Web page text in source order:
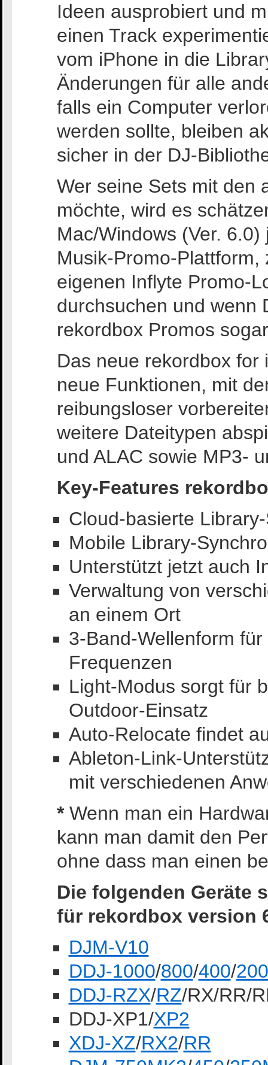
Ideen ausprobiert und
einen Track
vom iPhone in die
Änderungen für alle
falls ein Computer
werden sollte, bleiben
sicher in der DJ-
Wer seine Sets mit den
möchte, wird es
Mac/Windows (Ver.
Musik-Promo-
eigenen Inflyte Promo-
durchsuchen und wenn
rekordbox Promos
Das neue rekordbox for
neue Funktionen, mit
reibungsloser
weitere Dateitypen
und ALAC sowie MP3-
Key-Features
Cloud-basierte
Mobile Library-
Unterstützt jetzt auch
Verwaltung von
an einem Ort
3-Band-Wellenform
Frequenzen
Light-Modus sorgt für
Outdoor-Einsatz
Auto-Relocate findet
Ableton-Link-
mit verschiedenen
*Wenn man ein
kann man damit den
ohne dass man einen
Die folgenden Geräte
für rekordbox version
DJM-V10
DDJ-1000/800/400/200
DDJ-RZX/RZ/RX/RR/
DDJ-XP1/XP2
XDJ-XZ/RX2/RR